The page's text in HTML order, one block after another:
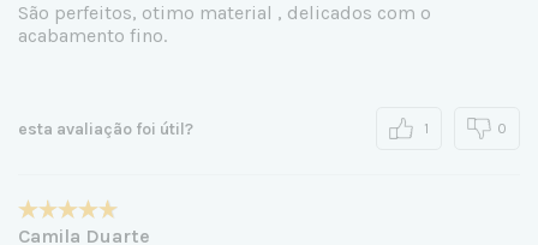
São perfeitos, otimo material , delicados com o
acabamento fino.
esta avaliação foi útil? 1 0
Camila Duarte